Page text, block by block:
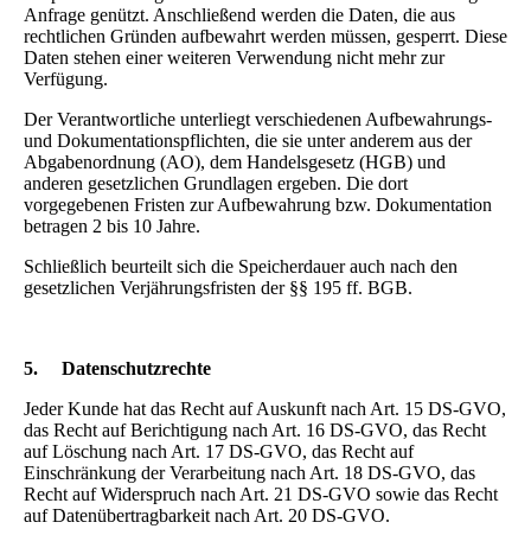
Anfrage genützt. Anschließend werden die Daten, die aus
rechtlichen Gründen aufbewahrt werden müssen, gesperrt. Diese
Daten stehen einer weiteren Verwendung nicht mehr zur
Verfügung.
Der Verantwortliche unterliegt verschiedenen Aufbewahrungs-
und Dokumentationspflichten, die sie unter anderem aus der
Abgabenordnung (AO), dem Handelsgesetz (HGB) und
anderen gesetzlichen Grundlagen ergeben. Die dort
vorgegebenen Fristen zur Aufbewahrung bzw. Dokumentation
betragen 2 bis 10 Jahre.
Schließlich beurteilt sich die Speicherdauer auch nach den
gesetzlichen Verjährungsfristen der §§ 195 ff. BGB.
5. Datenschutzrechte
Jeder Kunde hat das Recht auf Auskunft nach Art. 15 DS-GVO,
das Recht auf Berichtigung nach Art. 16 DS-GVO, das Recht
auf Löschung nach Art. 17 DS-GVO, das Recht auf
Einschränkung der Verarbeitung nach Art. 18 DS-GVO, das
Recht auf Widerspruch nach Art. 21 DS-GVO sowie das Recht
auf Datenübertragbarkeit nach Art. 20 DS-GVO.